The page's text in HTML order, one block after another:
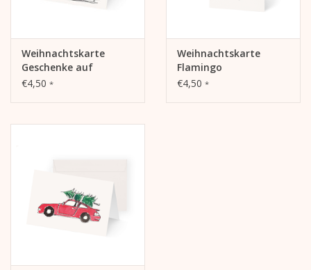
Weihnachtskarte
Geschenke auf
Schlitten
€4,50 *
Weihnachtskarte
Flamingo
€4,50 *